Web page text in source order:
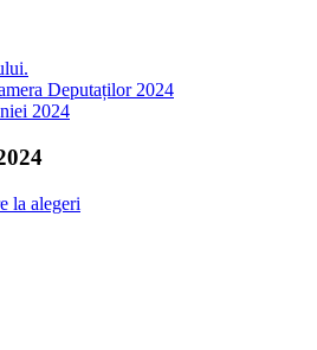
Deputaților 2024
2024
la alegeri